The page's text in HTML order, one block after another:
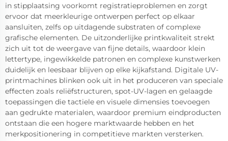
in stipplaatsing voorkomt registratieproblemen en zorgt
ervoor dat meerkleurige ontwerpen perfect op elkaar
aansluiten, zelfs op uitdagende substraten of complexe
grafische elementen. De uitzonderlijke printkwaliteit strekt
zich uit tot de weergave van fijne details, waardoor klein
lettertype, ingewikkelde patronen en complexe kunstwerken
duidelijk en leesbaar blijven op elke kijkafstand. Digitale UV-
printmachines blinken ook uit in het produceren van speciale
effecten zoals reliëfstructuren, spot-UV-lagen en gelaagde
toepassingen die tactiele en visuele dimensies toevoegen
aan gedrukte materialen, waardoor premium eindproducten
ontstaan die een hogere marktwaarde hebben en het
merkpositionering in competitieve markten versterken.